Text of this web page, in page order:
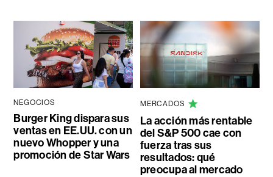
NEGOCIOS
Burger King dispara sus
ventas en EE.UU. con un
nuevo Whopper y una
promoción de Star Wars
MERCADOS
La acción más rentable
del S&P 500 cae con
fuerza tras sus
resultados: qué
preocupa al mercado